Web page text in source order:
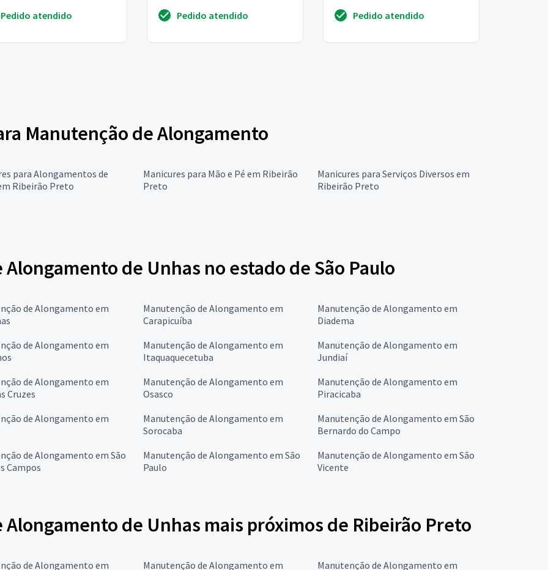
Pedido atendido
Pedido atendido
bairro sa...
Pedido atendido
Manutenção de Alongamento
para Alongamentos de
Ribeirão Preto
Manicures para Mão e Pé em Ribeirão
Preto
Manicures para Serviços Diversos em
Ribeirão Preto
de Unhas no estado de São Paulo
de Alongamento em
Manutenção de Alongamento em
Carapicuíba
Manutenção de Alongamento em
Diadema
de Alongamento em
Manutenção de Alongamento em
Itaquaquecetuba
Manutenção de Alongamento em
Jundiaí
de Alongamento em
Cruzes
Manutenção de Alongamento em
Osasco
Manutenção de Alongamento em
Piracicaba
de Alongamento em
Manutenção de Alongamento em
Sorocaba
Manutenção de Alongamento em São
Bernardo do Campo
de Alongamento em São
Campos
Manutenção de Alongamento em São
Paulo
Manutenção de Alongamento em São
Vicente
de Unhas mais próximos de Ribeirão Preto
de Alongamento em Manutenção de Alongamento em Manutenção de Alongamento em